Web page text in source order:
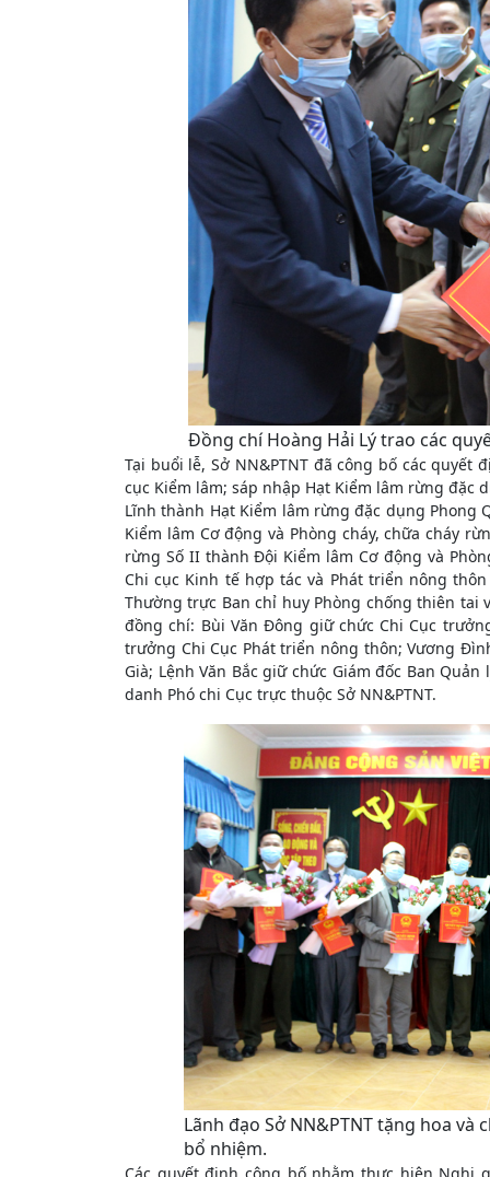
Đồng chí Hoàng Hải Lý trao các
Tại buổi lễ, Sở NN&PTNT đã công bố các
cục Kiểm lâm; sáp nhập Hạt Kiểm lâm rừng đặc
Lĩnh thành Hạt Kiểm lâm rừng đặc dụng Phong
Kiểm lâm Cơ động và Phòng cháy, chữa cháy
rừng Số II thành Đội Kiểm lâm Cơ động và
Chi cục Kinh tế hợp tác và Phát triển nông
Thường trực Ban chỉ huy Phòng chống thiên
đồng chí: Bùi Văn Đông giữ chức Chi Cục
trưởng Chi Cục Phát triển nông thôn; Vương
Già; Lệnh Văn Bắc giữ chức Giám đốc Ban
danh Phó chi Cục trực thuộc Sở NN&PTNT.
Lãnh đạo Sở NN&PTNT tặng hoa
bổ nhiệm.